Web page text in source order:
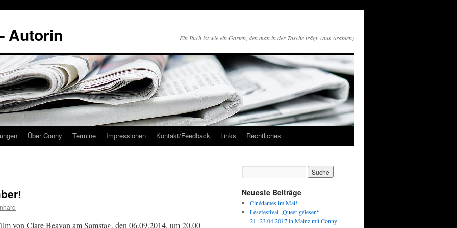
Autorin Ein Buch ist wie ein Garten, den man in der Tasche trägt. (aus Arabien)
Über Conny Termine Impressionen Kontakt/Feedback Links Rechtliches
von Clare Beavan am Samstag, den 06.09.2014, um 20.00
Neueste Beiträge
Cinédames im Mai!
Lesefestival „Queer gelesen“
21.-23.04.2017 in Mainz mit Conny